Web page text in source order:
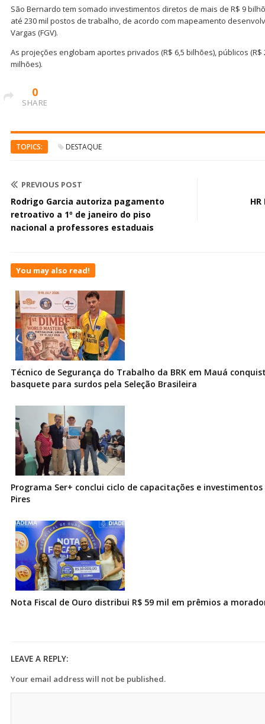
São Bernardo tem somado investimentos diretos de mais de R$ 9
até 230 mil postos de trabalho, de acordo com mapeamento
Vargas (FGV).
As projeções englobam aportes privados (R$ 6,5 bilhões), públicos (R$
milhões).
0
SHARE
TOPICS: DESTAQUE
PREVIOUS POST
Rodrigo Garcia autoriza pagamento
retroativo a 1º de janeiro do piso
nacional a professores estaduais
You may also read!
Técnico de Segurança do Trabalho da BRK em Mauá
basquete para surdos pela Seleção Brasileira
Programa Ser+ conclui ciclo de capacitações e
Pires
Nota Fiscal de Ouro distribui R$ 59 mil em prêmios a
LEAVE A REPLY:
Your email address will not be published.